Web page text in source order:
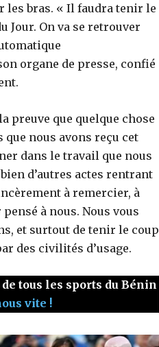
les bras. « Il faudra tenir le
Jour. On va se retrouver
organe de presse, confié
preuve que quelque chose
que nous avons reçu cet
dans le travail que nous
d’autres actes rentrant
à remercier, à
à nous. Nous vous
et surtout de tenir le coup
des civilités d’usage.
tous les sports du Bénin
vite !